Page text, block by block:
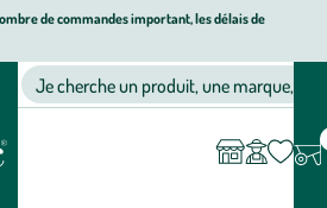
de commandes important, les délais de
animalerie, décoration, alimentation bio
Je cherche un produit, une marque, un
compte